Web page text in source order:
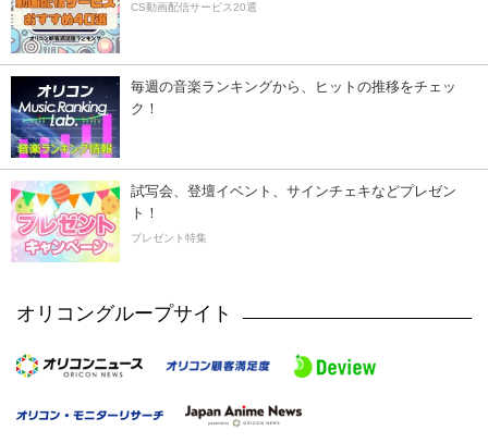
CS動画配信サービス20選
毎週の音楽ランキングから、ヒットの推移をチェッ
ク！
試写会、登壇イベント、サインチェキなどプレゼン
ト！
プレゼント特集
オリコングループサイト